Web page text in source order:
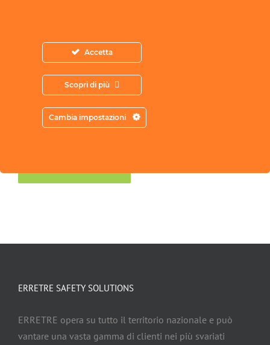
Acconsento all’archiviazione dei miei
ERRETRE SAFETY SOLUTIONS
ERRETRE opera su tutto il territorio nazionale e può
vantare una vasta gamma di clienti nei più svariati
Accetta
Scopri di più
Cambia impostazioni